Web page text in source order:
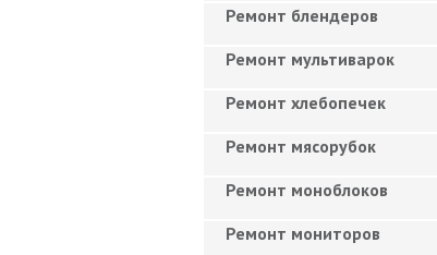
Ремонт блендеров
Ремонт мультиварок
Ремонт хлебопечек
Ремонт мясорубок
Ремонт моноблоков
Ремонт мониторов